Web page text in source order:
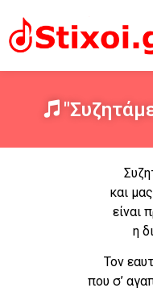
και
είναι
η
Τον
που σ’